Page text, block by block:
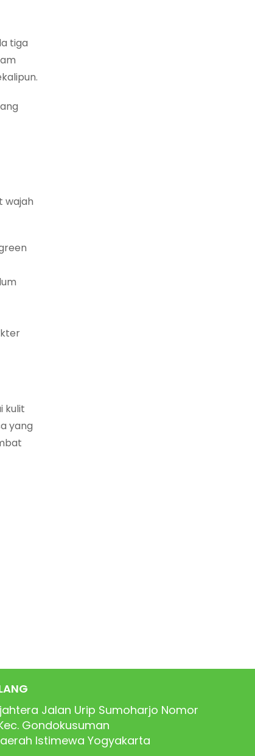
tiga
wajah
kulit
yang
Jalan Urip Sumoharjo Nomor
Gondokusuman
Istimewa Yogyakarta